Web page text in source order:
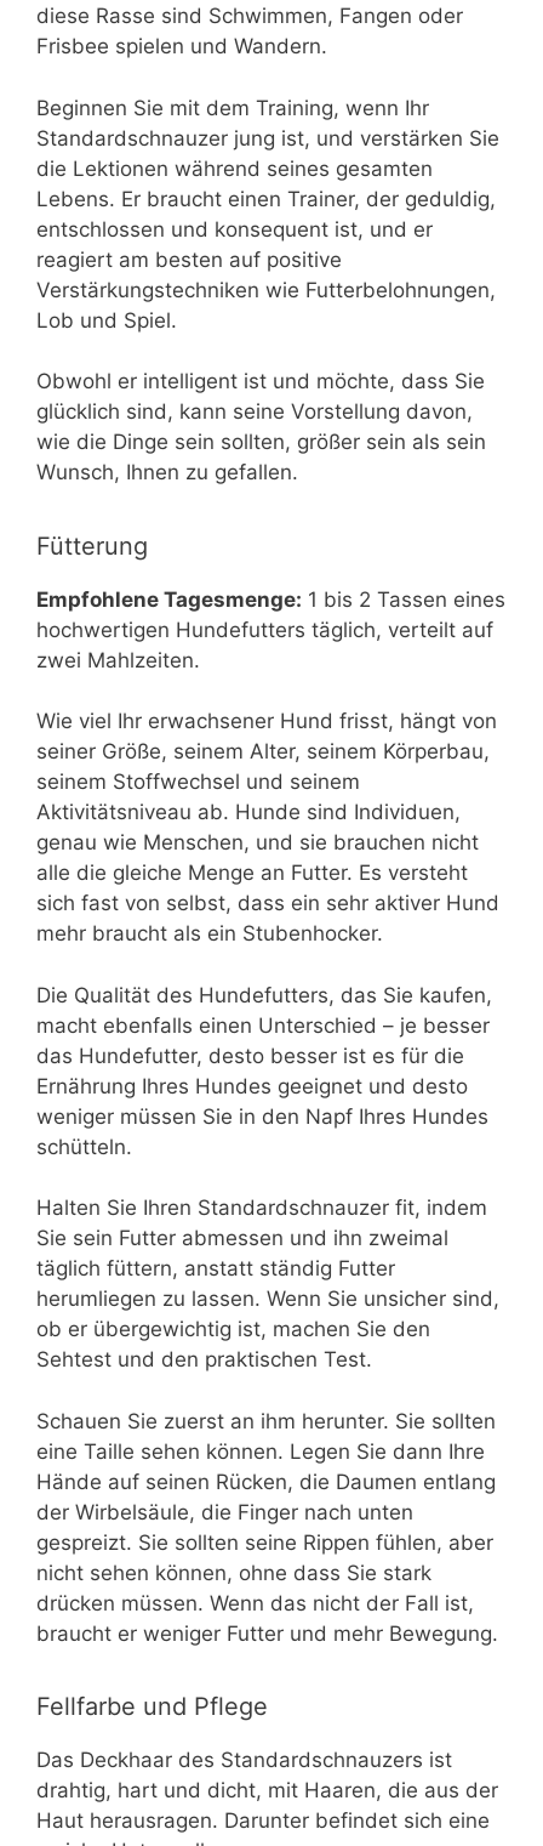
diese Rasse sind Schwimmen, Fangen oder
Frisbee spielen und Wandern.
Beginnen Sie mit dem Training, wenn Ihr
Standardschnauzer jung ist, und verstärken Sie
die Lektionen während seines gesamten
Lebens. Er braucht einen Trainer, der geduldig,
entschlossen und konsequent ist, und er
reagiert am besten auf positive
Verstärkungstechniken wie Futterbelohnungen,
Lob und Spiel.
Obwohl er intelligent ist und möchte, dass Sie
glücklich sind, kann seine Vorstellung davon,
wie die Dinge sein sollten, größer sein als sein
Wunsch, Ihnen zu gefallen.
Fütterung
Empfohlene Tagesmenge: 1 bis 2 Tassen eines
hochwertigen Hundefutters täglich, verteilt auf
zwei Mahlzeiten.
Wie viel Ihr erwachsener Hund frisst, hängt von
seiner Größe, seinem Alter, seinem Körperbau,
seinem Stoffwechsel und seinem
Aktivitätsniveau ab. Hunde sind Individuen,
genau wie Menschen, und sie brauchen nicht
alle die gleiche Menge an Futter. Es versteht
sich fast von selbst, dass ein sehr aktiver Hund
mehr braucht als ein Stubenhocker.
Die Qualität des Hundefutters, das Sie kaufen,
macht ebenfalls einen Unterschied – je besser
das Hundefutter, desto besser ist es für die
Ernährung Ihres Hundes geeignet und desto
weniger müssen Sie in den Napf Ihres Hundes
schütteln.
Halten Sie Ihren Standardschnauzer fit, indem
Sie sein Futter abmessen und ihn zweimal
täglich füttern, anstatt ständig Futter
herumliegen zu lassen. Wenn Sie unsicher sind,
ob er übergewichtig ist, machen Sie den
Sehtest und den praktischen Test.
Schauen Sie zuerst an ihm herunter. Sie sollten
eine Taille sehen können. Legen Sie dann Ihre
Hände auf seinen Rücken, die Daumen entlang
der Wirbelsäule, die Finger nach unten
gespreizt. Sie sollten seine Rippen fühlen, aber
nicht sehen können, ohne dass Sie stark
drücken müssen. Wenn das nicht der Fall ist,
braucht er weniger Futter und mehr Bewegung.
Fellfarbe und Pflege
Das Deckhaar des Standardschnauzers ist
drahtig, hart und dicht, mit Haaren, die aus der
Haut herausragen. Darunter befindet sich eine